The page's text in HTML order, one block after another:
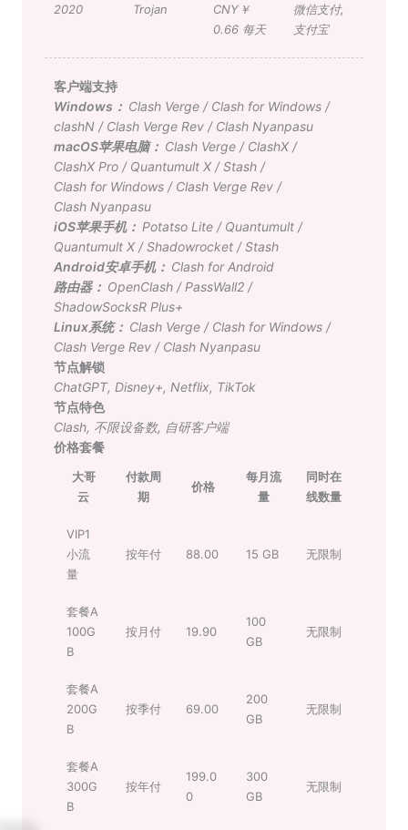
2020
Trojan
CNY￥
0.66 每天
微信支付,
支付宝
客户端支持
Windows： Clash Verge/ Clash for Windows/
clashN/ Clash Verge Rev/ Clash Nyanpasu
macOS苹果电脑： Clash Verge/ ClashX/
ClashX Pro/ Quantumult X/Stash/
Clash for Windows/ Clash Verge Rev/
Clash Nyanpasu
iOS苹果手机： Potatso Lite/ Quantumult/
Quantumult X/Shadowrocket/Stash
Android安卓手机： Clash for Android
路由器： OpenClash/ PassWall2/
ShadowSocksR Plus+
Linux系统： Clash Verge/ Clash for Windows/
Clash Verge Rev/ Clash Nyanpasu
节点解锁
ChatGPT, Disney+, Netflix, TikTok
节点特色
Clash, 不限设备数, 自研客户端
价格套餐
大哥
云
付款周
期
价格
每月流
量
同时在
线数量
VIP1
小流
量
按年付 88.00 15 GB 无限制
套餐A
100G
B
按月付 19.90
100
GB
无限制
套餐A
200G
B
按季付 69.00
200
GB
无限制
套餐A
300G
B
按年付
199.0
0
300
GB
无限制